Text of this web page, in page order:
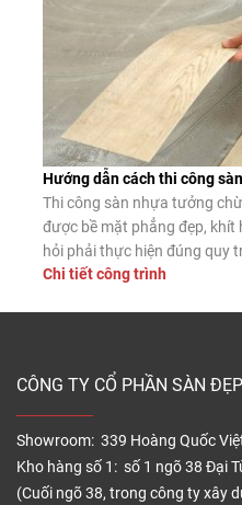
Hướng dẫn cách thi công
Thi công sàn nhựa tưởng
được bề mặt phẳng đẹp, khít
hỏi phải thực hiện đúng quy
nghiệp hay tự lát tại nhà,
Chi tiết công trình
CÔNG TY CỔ PHẦN SÀN ĐẸP
Showroom: 339 Hoàng Quốc
Kho hàng số 1: số 1 ngõ 38 Đại
(Cuối ngõ 38, trong công ty xây